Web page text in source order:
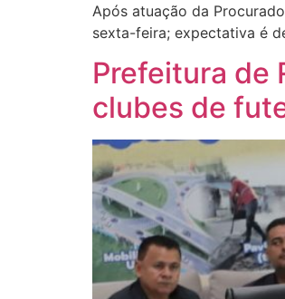
Após atuação da
sexta-feira; expectativa é
Prefeitura de
clubes de